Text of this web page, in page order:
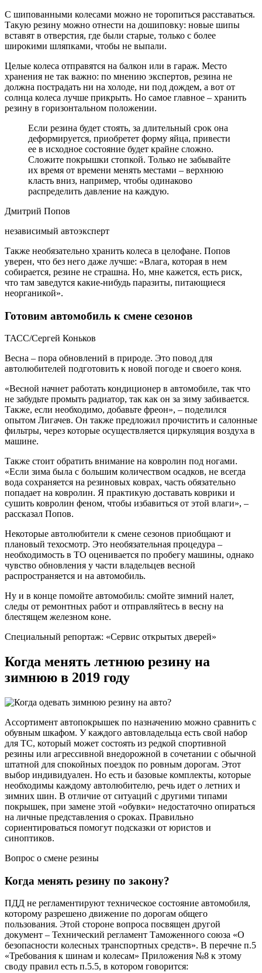
С шипованными колесами можно не торопиться расставаться.
Такую резину можно отнести на дошиповку: новые шипы
вставят в отверстия, где были старые, только с более
широкими шляпками, чтобы не выпали.
Целые колеса отправятся на балкон или в гараж. Место
хранения не так важно: по мнению экспертов, резина не
должна пострадать ни на холоде, ни под дождем, а вот от
солнца колеса лучше прикрыть. Но самое главное – хранить
резину в горизонтальном положении.
Если резина будет стоять, за длительный срок она
деформируется, приобретет форму яйца, привести
ее в исходное состояние будет крайне сложно.
Сложите покрышки стопкой. Только не забывайте
их время от времени менять местами – верхнюю
класть вниз, например, чтобы одинаково
распределить давление на каждую.
Дмитрий Попов
независимый автоэксперт
Также необязательно хранить колеса в целофане. Попов
уверен, что без него даже лучше: «Влага, которая в нем
собирается, резине не страшна. Но, мне кажется, есть риск,
что там заведутся какие-нибудь паразиты, питающиеся
неорганикой».
Готовим автомобиль к смене сезонов
ТАСС/Сергей Коньков
Весна – пора обновлений в природе. Это повод для
автолюбителей подготовить к новой погоде и своего коня.
«Весной начнет работать кондиционер в автомобиле, так что
не забудьте промыть радиатор, так как он за зиму забивается.
Также, если необходимо, добавьте фреон», – поделился
опытом Лигачев. Он также предложил прочистить и салонные
фильтры, через которые осуществляется циркуляция воздуха в
машине.
Также стоит обратить внимание на ковролин под ногами.
«Если зима была с большим количеством осадков, не всегда
вода сохраняется на резиновых коврах, часть обязательно
попадает на ковролин. Я практикую доставать коврики и
сушить ковролин феном, чтобы избавиться от этой влаги», –
рассказал Попов.
Некоторые автолюбители к смене сезонов приобщают и
плановый техосмотр. Это необязательная процедура –
необходимость в ТО оценивается по пробегу машины, однако
чувство обновления у части владельцев весной
распространяется и на автомобиль.
Ну и в конце помойте автомобиль: смойте зимний налет,
следы от ремонтных работ и отправляйтесь в весну на
блестящем железном коне.
Специальный репортаж: «Сервис открытых дверей»
Когда менять летнюю резину на
зимнюю в 2019 году
Ассортимент автопокрышек по назначению можно сравнить с
обувным шкафом. У каждого автовладельца есть свой набор
для ТС, который может состоять из редкой спортивной
резины или агрессивной внедорожной в сочетании с обычной
штатной для спокойных поездок по ровным дорогам. Этот
выбор индивидуален. Но есть и базовые комплекты, которые
необходимы каждому автолюбителю, речь идет о летних и
зимних шин. В отличие от ситуаций с другими типами
покрышек, при замене этой «обувки» недостаточно опираться
на личные представления о сроках. Правильно
сориентироваться помогут подсказки от юристов и
синоптиков.
Вопрос о смене резины
Когда менять резину по закону?
ПДД не регламентируют техническое состояние автомобиля,
которому разрешено движение по дорогам общего
пользования. Этой стороне вопроса посвящен другой
документ – Технический регламент Таможенного союза «О
безопасности колесных транспортных средств». В перечне п.5
«Требования к шинам и колесам» Приложения №8 к этому
своду правил есть п.5.5, в котором говорится: